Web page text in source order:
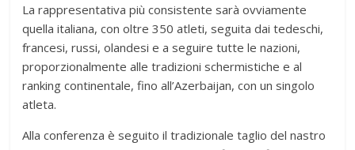
La rappresentativa più consistente sarà ovviamente
quella italiana, con oltre 350 atleti, seguita dai tedeschi,
francesi, russi, olandesi e a seguire tutte le nazioni,
proporzionalmente alle tradizioni schermistiche e al
ranking continentale, fino all’Azerbaijan, con un singolo
atleta.
Alla conferenza è seguito il tradizionale taglio del nastro